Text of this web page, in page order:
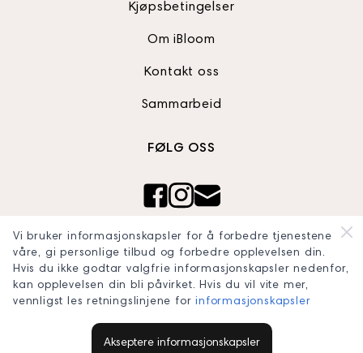
Vi bruker informasjonskapsler for å forbedre tjenestene
våre, gi personlige tilbud og forbedre opplevelsen din.
Hvis du ikke godtar valgfrie informasjonskapsler nedenfor,
kan opplevelsen din bli påvirket. Hvis du vil vite mer,
vennligst les retningslinjene forinformasjonskapsler
Akseptere informasjonskapsler
Kjøpsbetingelser
Om iBloom
Kontakt oss
Sammarbeid
FØLG OSS
Ibloom AS
Org nr: 820990242
blooomconcept@gmail.com